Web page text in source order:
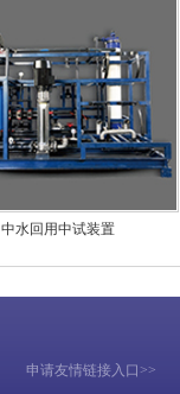
中水回用中试装置
申请友情链接入口>>